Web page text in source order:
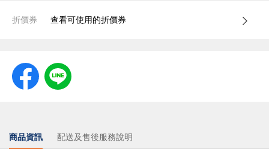
折價券 查看可使用的折價券
商品資訊 配送及售後服務說明